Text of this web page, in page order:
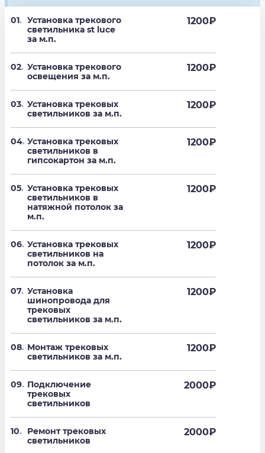
01. Установка трекового
светильника st luce
за м.п.
1200₽
02. Установка трекового
освещения за м.п.
1200₽
03. Установка трековых
светильников за м.п.
1200₽
04. Установка трековых
светильников в
гипсокартон за м.п.
1200₽
05. Установка трековых
светильников в
натяжной потолок за
м.п.
1200₽
06. Установка трековых
светильников на
потолок за м.п.
1200₽
07. Установка
шинопровода для
трековых
светильников за м.п.
1200₽
08. Монтаж трековых
светильников за м.п.
1200₽
09. Подключение
трековых
светильников
2000₽
10.
Ремонт трековых
светильников
2000₽